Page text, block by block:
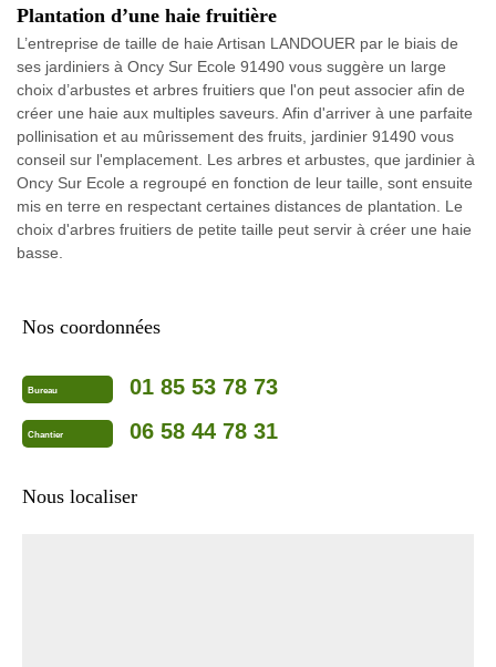
Plantation d’une haie fruitière
L’entreprise de taille de haie Artisan LANDOUER par le biais de
ses jardiniers à Oncy Sur Ecole 91490 vous suggère un large
choix d’arbustes et arbres fruitiers que l'on peut associer afin de
créer une haie aux multiples saveurs. Afin d'arriver à une parfaite
pollinisation et au mûrissement des fruits, jardinier 91490 vous
conseil sur l'emplacement. Les arbres et arbustes, que jardinier à
Oncy Sur Ecole a regroupé en fonction de leur taille, sont ensuite
mis en terre en respectant certaines distances de plantation. Le
choix d'arbres fruitiers de petite taille peut servir à créer une haie
basse.
Nos coordonnées
Bureau 01 85 53 78 73
Chantier 06 58 44 78 31
Nous localiser